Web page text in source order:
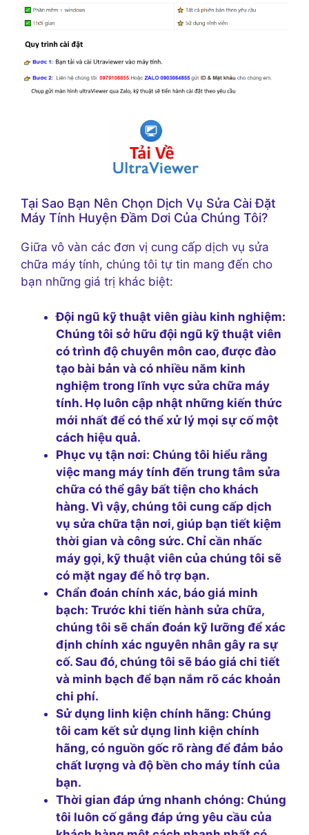
Tại Sao Bạn Nên Chọn Dịch Vụ Sửa Cài Đặt
Máy Tính Huyện Đầm Dơi Của Chúng Tôi?
Giữa vô vàn các đơn vị cung cấp dịch vụ sửa
chữa máy tính, chúng tôi tự tin mang đến cho
bạn những giá trị khác biệt:
Đội ngũ kỹ thuật viên giàu kinh nghiệm:
Chúng tôi sở hữu đội ngũ kỹ thuật viên
có trình độ chuyên môn cao, được đào
tạo bài bản và có nhiều năm kinh
nghiệm trong lĩnh vực sửa chữa máy
tính. Họ luôn cập nhật những kiến thức
mới nhất để có thể xử lý mọi sự cố một
cách hiệu quả.
Phục vụ tận nơi: Chúng tôi hiểu rằng
việc mang máy tính đến trung tâm sửa
chữa có thể gây bất tiện cho khách
hàng. Vì vậy, chúng tôi cung cấp dịch
vụ sửa chữa tận nơi, giúp bạn tiết kiệm
thời gian và công sức. Chỉ cần nhấc
máy gọi, kỹ thuật viên của chúng tôi sẽ
có mặt ngay để hỗ trợ bạn.
Chẩn đoán chính xác, báo giá minh
bạch: Trước khi tiến hành sửa chữa,
chúng tôi sẽ chẩn đoán kỹ lưỡng để xác
định chính xác nguyên nhân gây ra sự
cố. Sau đó, chúng tôi sẽ báo giá chi tiết
và minh bạch để bạn nắm rõ các khoản
chi phí.
Sử dụng linh kiện chính hãng: Chúng
tôi cam kết sử dụng linh kiện chính
hãng, có nguồn gốc rõ ràng để đảm bảo
chất lượng và độ bền cho máy tính của
bạn.
Thời gian đáp ứng nhanh chóng: Chúng
tôi luôn cố gắng đáp ứng yêu cầu của